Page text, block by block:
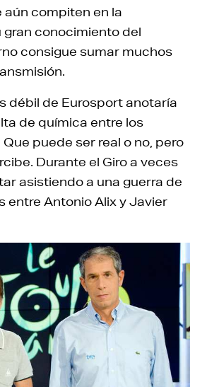
compiten en la
conocimiento del
consigue sumar muchos
débil de Eurosport anotaría
de química entre los
puede ser real o no, pero
Durante el Giro a veces
asistiendo a una guerra de
entre Antonio Alix y Javier